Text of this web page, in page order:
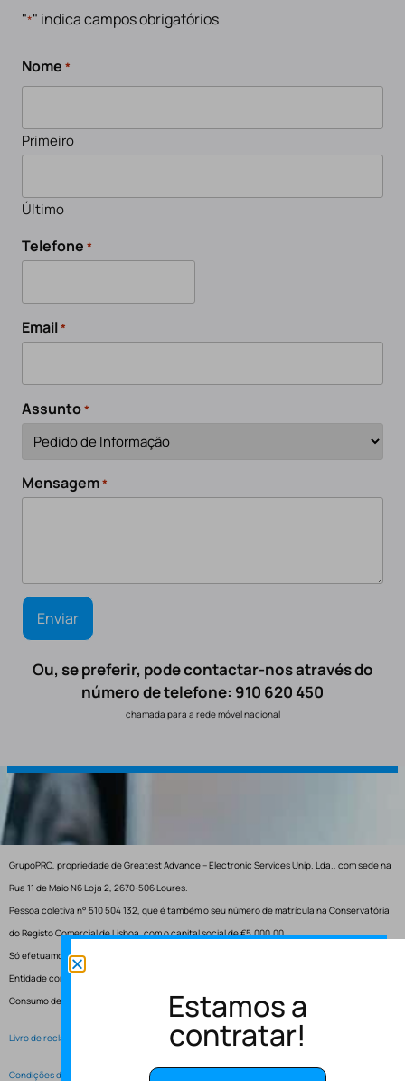
"*" indica campos obrigatórios
Nome *
Primeiro
Último
Telefone *
Email*
Assunto*
Mensagem*
Ou, se preferir, pode contactar-nos através do
número de telefone: 910 620 450
chamada para a rede móvel nacional
GrupoPRO, propriedade de Greatest Advance – Electronic Services Unip. Lda., com sede na
Rua 11 de Maio N6 Loja 2, 2670-506 Loures.
Pessoa coletiva n° 510 504 132, que é também o seu número de matrícula na Conservatória
do Registo Comercial de Lisboa, com o capital social de €5.000,00.
Só efetuamos entregas em Portugal.
Entidade competente para resolução de conflitos – Centro de Arbitragem de Conflitos de
Consumo de Lisboa.
Livro de reclamações electrónico
Condições de Serviço
Estamos a
contratar!